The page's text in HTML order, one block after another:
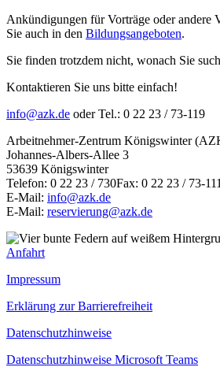
Ankündigungen für Vorträge oder andere
Sie auch in den Bildungsangeboten.
Sie finden trotzdem nicht, wonach Sie
Kontaktieren Sie uns bitte einfach!
info@azk.de oder Tel.: 0 22 23 / 73-119
Arbeitnehmer-Zentrum Königswinter
Johannes-Albers-Allee 3
53639 Königswinter
Telefon: 0 22 23 / 730Fax: 0 22 23 / 73-111
E-Mail: info@azk.de
E-Mail: reservierung@azk.de
Anfahrt
Impressum
Erklärung zur Barrierefreiheit
Datenschutzhinweise
Datenschutzhinweise Microsoft Teams